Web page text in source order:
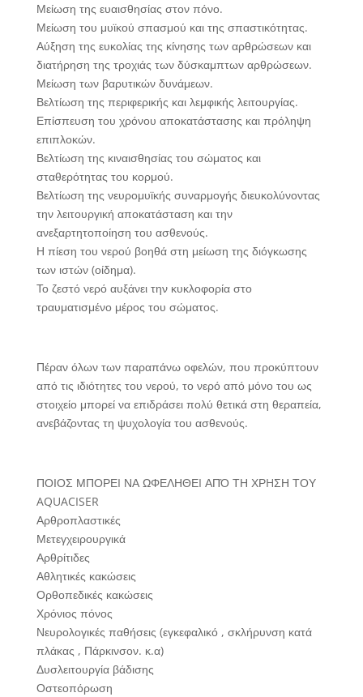
Μείωση της ευαισθησίας στον πόνο.
Μείωση του μυϊκού σπασμού και της σπαστικότητας.
Αύξηση της ευκολίας της κίνησης των αρθρώσεων και
διατήρηση της τροχιάς των δύσκαμπτων αρθρώσεων.
Μείωση των βαρυτικών δυνάμεων.
Βελτίωση της περιφερικής και λεμφικής λειτουργίας.
Επίσπευση του χρόνου αποκατάστασης και πρόληψη
επιπλοκών.
Βελτίωση της κιναισθησίας του σώματος και
σταθερότητας του κορμού.
Βελτίωση της νευρομυϊκής συναρμογής διευκολύνοντας
την λειτουργική αποκατάσταση και την
ανεξαρτητοποίηση του ασθενούς.
Η πίεση του νερού βοηθά στη μείωση της διόγκωσης
των ιστών (οίδημα).
Το ζεστό νερό αυξάνει την κυκλοφορία στο
τραυματισμένο μέρος του σώματος.
Πέραν όλων των παραπάνω οφελών, που προκύπτουν
από τις ιδιότητες του νερού, το νερό από μόνο του ως
στοιχείο μπορεί να επιδράσει πολύ θετικά στη θεραπεία,
ανεβάζοντας τη ψυχολογία του ασθενούς.
ΠΟΙΟΣ ΜΠΟΡΕI ΝΑ ΩΦΕΛΗΘΕI ΑΠΌ ΤΗ ΧΡHΣΗ ΤΟΥ
AQUACISER
Αρθροπλαστικές
Μετεγχειρουργικά
Αρθρίτιδες
Αθλητικές κακώσεις
Ορθοπεδικές κακώσεις
Χρόνιος πόνος
Νευρολογικές παθήσεις (εγκεφαλικό , σκλήρυνση κατά
πλάκας , Πάρκινσον. κ.α)
Δυσλειτουργία βάδισης
Οστεοπόρωση